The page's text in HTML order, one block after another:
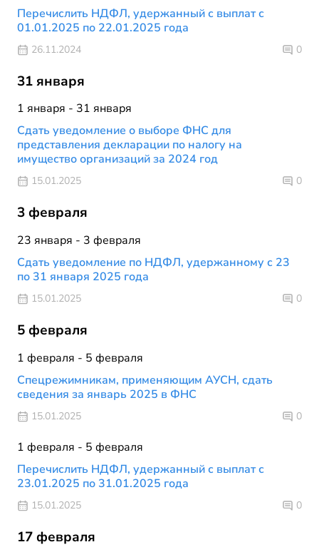
Перечислить НДФЛ, удержанный с выплат с
01.01.2025 по 22.01.2025 года
26.11.2024 0
31 января
1 января - 31 января
Cдать уведомление о выборе ФНС для
представления декларации по налогу на
имущество организаций за 2024 год
15.01.2025 0
3 февраля
23 января - 3 февраля
Сдать уведомление по НДФЛ, удержанному с 23
по 31 января 2025 года
15.01.2025 0
5 февраля
1 февраля - 5 февраля
Спецрежимникам, применяющим АУСН, сдать
сведения за январь 2025 в ФНС
15.01.2025 0
1 февраля - 5 февраля
Перечислить НДФЛ, удержанный с выплат с
23.01.2025 по 31.01.2025 года
15.01.2025 0
17 февраля